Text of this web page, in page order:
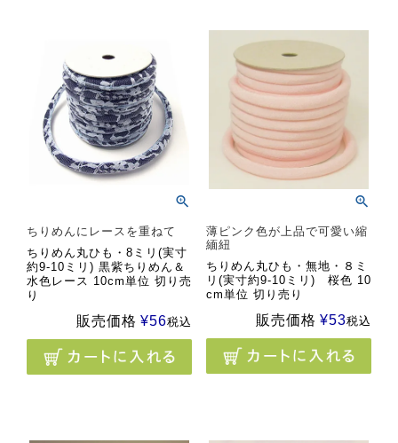
ちりめんにレースを重ねて
ちりめん丸ひも・8ミリ(実寸
約9-10ミリ) 黒紫ちりめん＆
水色レース 10cm単位 切り売
り
販売価格 ¥56税込
薄ピンク色が上品で可愛い縮
緬紐
ちりめん丸ひも・無地・８ミ
リ(実寸約9-10ミリ) 桜色 10
cm単位 切り売り
販売価格 ¥53税込